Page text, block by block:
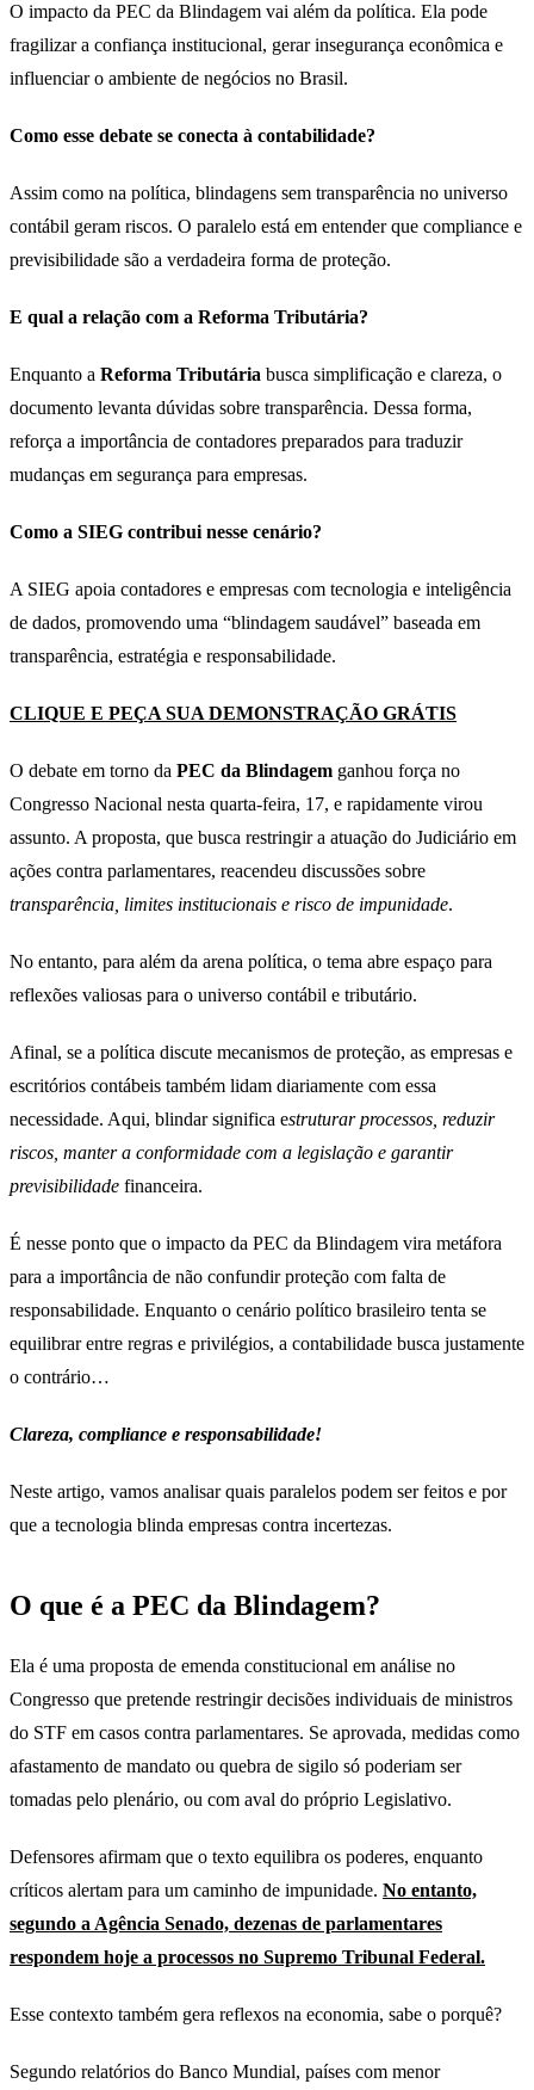
O impacto da PEC da Blindagem vai além da política. Ela pode
fragilizar a confiança institucional, gerar insegurança econômica e
influenciar o ambiente de negócios no Brasil.
Como esse debate se conecta à contabilidade?
Assim como na política, blindagens sem transparência no universo
contábil geram riscos. O paralelo está em entender que compliance e
previsibilidade são a verdadeira forma de proteção.
E qual a relação com a Reforma Tributária?
Enquanto a Reforma Tributária busca simplificação e clareza, o
documento levanta dúvidas sobre transparência. Dessa forma,
reforça a importância de contadores preparados para traduzir
mudanças em segurança para empresas.
Como a SIEG contribui nesse cenário?
A SIEG apoia contadores e empresas com tecnologia e inteligência
de dados, promovendo uma “blindagem saudável” baseada em
transparência, estratégia e responsabilidade.
CLIQUE E PEÇA SUA DEMONSTRAÇÃO GRÁTIS
O debate em torno da PEC da Blindagem ganhou força no
Congresso Nacional nesta quarta-feira, 17, e rapidamente virou
assunto. A proposta, que busca restringir a atuação do Judiciário em
ações contra parlamentares, reacendeu discussões sobre
transparência, limites institucionais e risco de impunidade.
No entanto, para além da arena política, o tema abre espaço para
reflexões valiosas para o universo contábil e tributário.
Afinal, se a política discute mecanismos de proteção, as empresas e
escritórios contábeis também lidam diariamente com essa
necessidade. Aqui, blindar significa estruturar processos, reduzir
riscos, manter a conformidade com a legislação e garantir
previsibilidade financeira.
É nesse ponto que o impacto da PEC da Blindagem vira metáfora
para a importância de não confundir proteção com falta de
responsabilidade. Enquanto o cenário político brasileiro tenta se
equilibrar entre regras e privilégios, a contabilidade busca justamente
o contrário…
Clareza, compliance e responsabilidade!
Neste artigo, vamos analisar quais paralelos podem ser feitos e por
que a tecnologia blinda empresas contra incertezas.
O que é a PEC da Blindagem?
Ela é uma proposta de emenda constitucional em análise no
Congresso que pretende restringir decisões individuais de ministros
do STF em casos contra parlamentares. Se aprovada, medidas como
afastamento de mandato ou quebra de sigilo só poderiam ser
tomadas pelo plenário, ou com aval do próprio Legislativo.
Defensores afirmam que o texto equilibra os poderes, enquanto
críticos alertam para um caminho de impunidade. No entanto,
segundo a Agência Senado, dezenas de parlamentares
respondem hoje a processos no Supremo Tribunal Federal.
Esse contexto também gera reflexos na economia, sabe o porquê?
Segundo relatórios do Banco Mundial, países com menor